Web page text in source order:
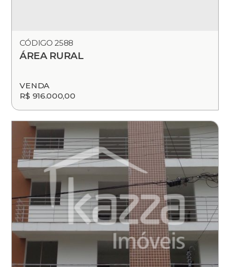
CÓDIGO 2588
ÁREA RURAL
VENDA
R$ 916.000,00